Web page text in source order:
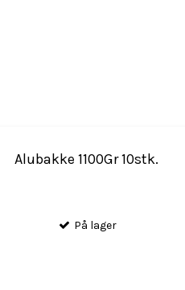
Alubakke 1100Gr 10stk.
På lager